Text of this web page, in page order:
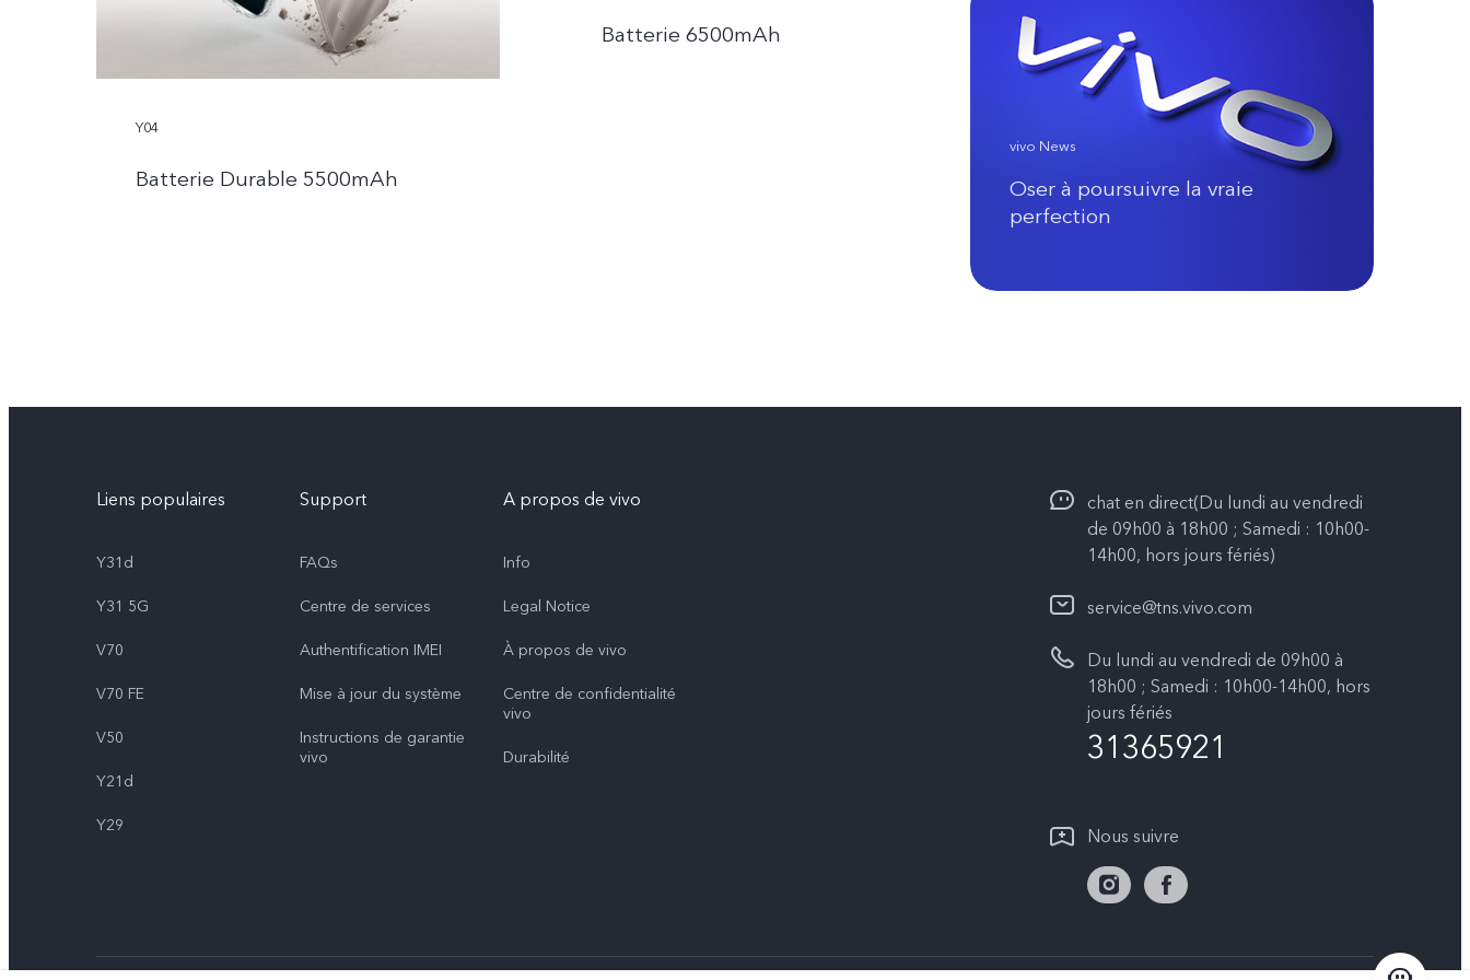
Batterie 6500mAh
Y04
Batterie Durable 5500mAh
vivo News
Oser à poursuivre la vraie
perfection
Liens populaires
Y31d
Y31 5G
V70
V70 FE
V50
Y21d
Y29
Support
FAQs
Centre de services
Authentification IMEI
Mise à jour du système
Instructions de garantie
vivo
A propos de vivo
Info
Legal Notice
À propos de vivo
Centre de confidentialité
vivo
Durabilité
chat en direct(Du lundi au vendredi
de 09h00 à 18h00 ; Samedi : 10h00-
14h00, hors jours fériés)
service@tns.vivo.com
Du lundi au vendredi de 09h00 à
18h00 ; Samedi : 10h00-14h00, hors
jours fériés
31365921
Nous suivre